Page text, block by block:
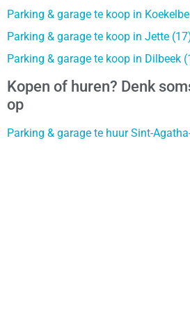
Parking & garage te koop in
Parking & garage te koop in Jette
Parking & garage te koop in Dilbeek
Kopen of huren? Denk
op
Parking & garage te huur Sint-